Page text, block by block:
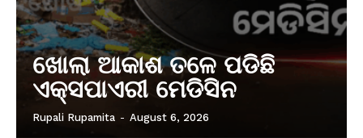
ଖୋଲା ଆକାଶ ତଳେ ପଡିଛି
ଏକ୍ସପାଏରୀ ମେଡିସିନ
Rupali Rupamita - August 6, 2026